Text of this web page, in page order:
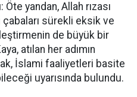
yandan, Allah rızası
sürekli eksik ve
de büyük bir
atılan her adımın
İslami faaliyetleri basite
uyarısında bulundu.